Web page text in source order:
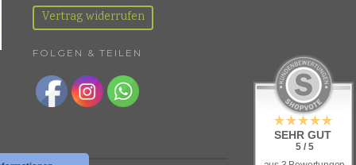
Vertrag widerrufen
FOLGEN & TEILEN
SEHR GUT
5 / 5